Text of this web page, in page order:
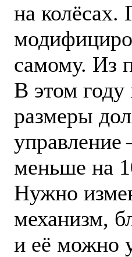
на колёсах.
самому. Из
В этом
размеры
меньше на
Нужно
механизм,
и её можно